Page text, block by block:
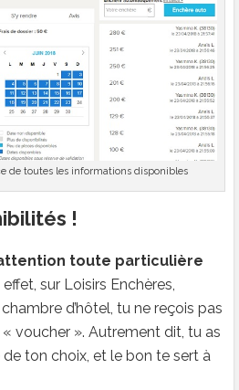
de toutes les informations disponibles
!
toute particulière
effet, sur Loisirs Enchères,
d’hôtel, tu ne reçois pas
voucher ». Autrement dit, tu as
ton choix, et le bon te sert à